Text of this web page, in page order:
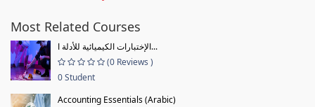
Most Related Courses
الإختبارات الكيميائية للأدلة ا...
(0 Reviews )
0 Student
Accounting Essentials (Arabic)